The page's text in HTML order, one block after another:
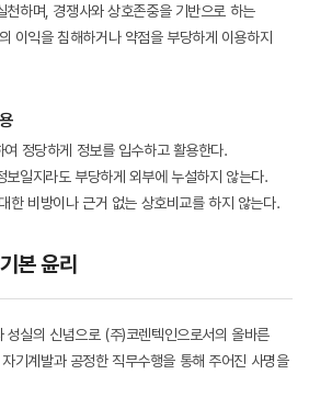
하며, 경쟁사와 상호존중을 기반으로 하는
이익을 침해하거나 약점을 부당하게 이용하지
정당하게 정보를 입수하고 활용한다.
일지라도 부당하게 외부에 누설하지 않는다.
한 비방이나 근거 없는 상호비교를 하지 않는다.
본 윤리
성실의 신념으로 (주)코렌텍인으로서의 올바른
기계발과 공정한 직무수행을 통해 주어진 사명을